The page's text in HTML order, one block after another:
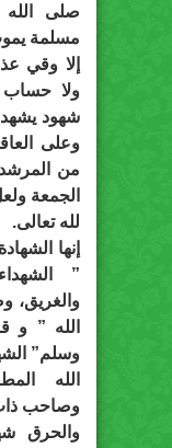
صلى
مسلمة
إلا وقي
ولا حساب
شهود
وعلى
من
الجمعة
لله تعالى.
إنها
”
والغريق،
الله ” و
وسلم”
الله
وصاحب
والحرق